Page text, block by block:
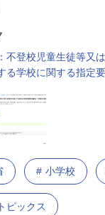
不登校児童生徒等又
る学校に関する指定
小学校
ピックス